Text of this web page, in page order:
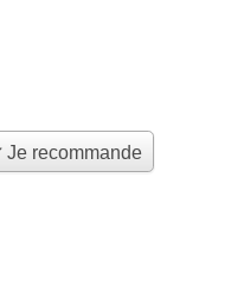
Je recommande